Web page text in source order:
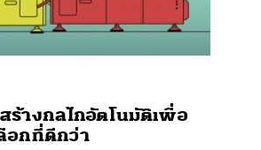
ร้างกลไกอัตโนมัติเพื่อ
อกที่ดีกว่า